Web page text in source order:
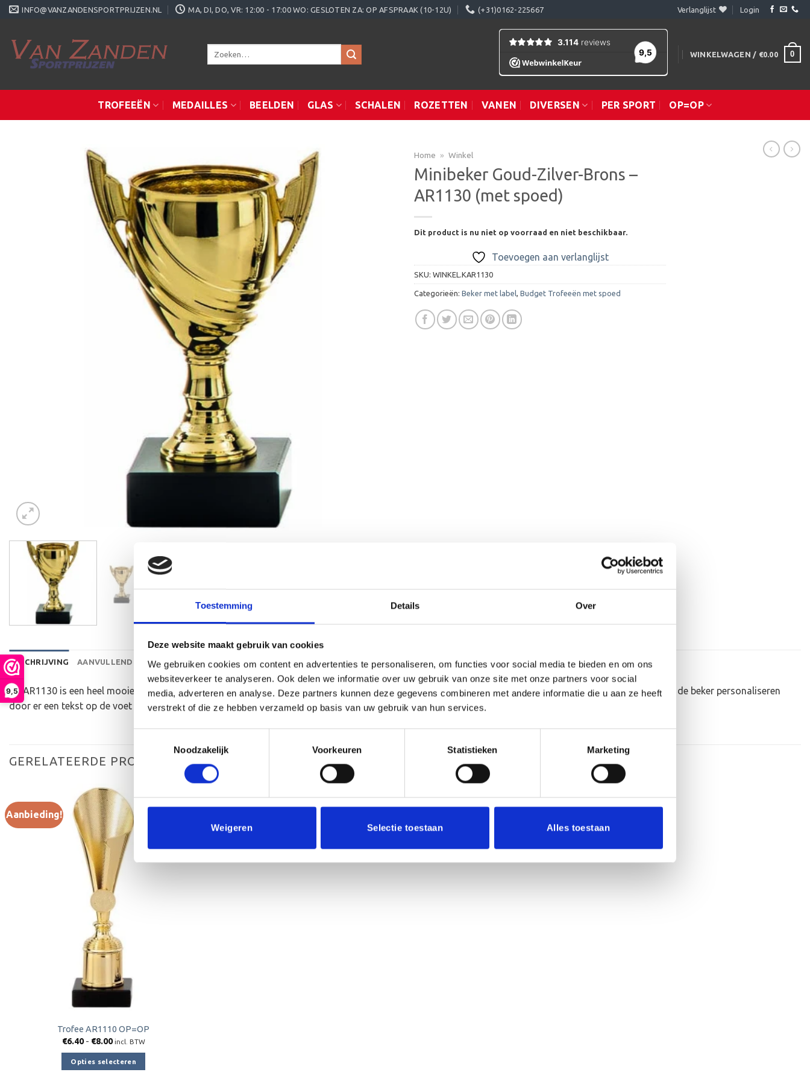
9,5
Toestemming Details Over
Deze website maakt gebruik van cookies
We gebruiken cookies om content en advertenties te personaliseren, om functies voor social media te bieden en om ons
websiteverkeer te analyseren. Ook delen we informatie over uw gebruik van onze site met onze partners voor social
media, adverteren en analyse. Deze partners kunnen deze gegevens combineren met andere informatie die u aan ze heeft
verstrekt of die ze hebben verzameld op basis van uw gebruik van hun services.
Noodzakelijk
Voorkeuren Statistieken Marketing
Weigeren Selectie toestaan Alles toestaan
Ga
INFO@VANZANDENSPORTPRIJZEN.NL MA, DI, DO, VR: 12:00 - 17:00 WO: GESLOTEN ZA: OP AFSPRAAK (10-12U) (+31)0162-225667 Verlanglijst Login
Zoeken
WINKELWAGEN / €0.00 0
TROFEEËN MEDAILLES BEELDEN GLAS SCHALEN ROZETTEN VANEN DIVERSEN PER SPORT OP=OP
Home » Winkel
Minibeker Goud-Zilver-Brons –
AR1130 (met spoed)
Dit product is nu niet op voorraad en niet beschikbaar.
Toevoegen aan verlanglijst
SKU: WINKEL.KAR1130
Categorieën: Beker met label Budget Trofeeën met spoed
BESCHRIJVING AANVULLENDE INFORMATIE BEOORDELINGEN (0)
De AR1130 is een heel mooie trofee die zeer geschikt is voor ieder (sport)toernooi, businessevenement of als een leuk cadeau om uit te reiken. We kunnen de beker personaliseren
door er een tekst op de voet van de beker aan te brengen.
GERELATEERDE PRODUCTEN
Aanbieding!
Trofee AR1110 OP=OP
€6.40 - €8.00Prijsklasse:
tot
€8.00
incl. BTW
Opties selecteren